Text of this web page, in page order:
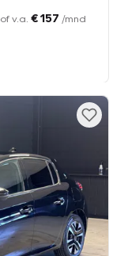
of v.a. € 157 /mnd